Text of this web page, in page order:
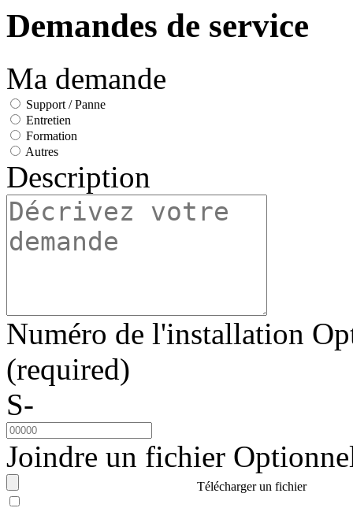
Demandes de service
Ma demande
Support / Panne
Entretien
Formation
Autres
Description
Numéro de l'installation
(required)
S-
Joindre un fichier
Télécharger un fichier